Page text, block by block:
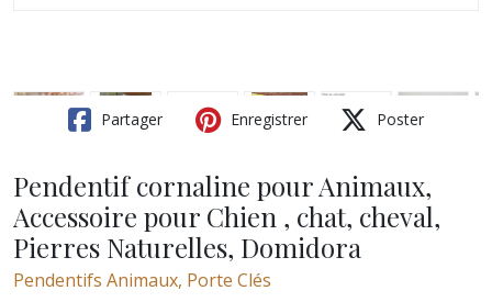
Partager Enregistrer Poster
Pendentif cornaline pour Animaux,
Accessoire pour Chien , chat, cheval,
Pierres Naturelles, Domidora
Pendentifs Animaux, Porte Clés